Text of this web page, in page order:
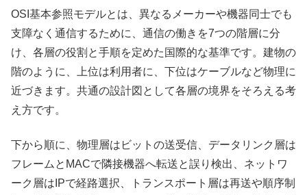
OSI基本参照モデルとは、異なるメーカーや機器同士でも
支障なく通信するために、通信の働きを7つの階層に分
け、各層の役割と手順を定めた国際的な基準です。建物の
階のように、上位は利用者に、下位はケーブルなど物理に
近づきます。共通の設計図として各層の境界をそろえる考
え方です。
下から順に、物理層はビットの送受信、データリンク層は
フレームとMACで隣接機器へ転送と誤り検出、ネットワ
ーク層はIPで経路選択、トランスポート層は再送や順序制